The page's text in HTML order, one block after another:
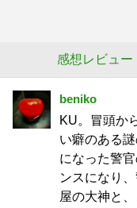
感想レビュー
beniko
KU。冒頭か
い癖のある
になった警
ンスになり
屋の大神と